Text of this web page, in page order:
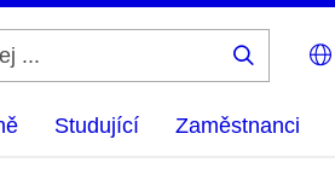
Studující Zaměstnanci